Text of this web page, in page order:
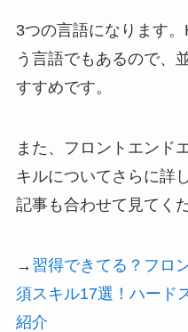
3つの言語になります
う言語でもあるので、
すすめです。
また、フロントエンド
キルについてさらに詳
記事も合わせて見てく
→ 習得できてる？フロ
須スキル17選！ハード
紹介